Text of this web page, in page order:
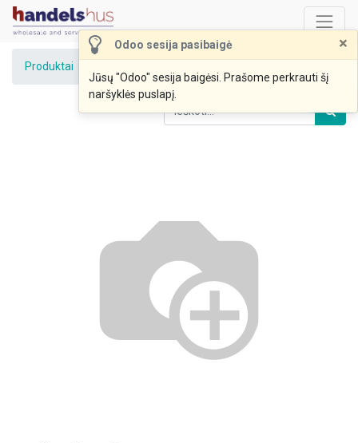
Odoo sesija pasibaigė ×
Jūsų "Odoo" sesija baigėsi. Prašome perkrauti šį
naršyklės puslapį.
Produktai